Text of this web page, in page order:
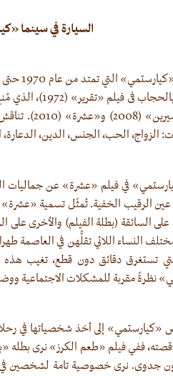
السيارة في سينما
غير ملتزم
فيلمي
الزواج، الحب، الجنس، الدين،
في فيلم «عشرة» عن جماليات
الرقيب الخفية. تُمثّل تسمية «عشرة»
على السائقة (بطلة الفيلم) والأخرى
النساء اللائي تقلُّهن في العاصمة
تستغرق دقائق دون قطع، تغيب
نظرةً مقربة للمشكلات الاجتماعية ووضع
إلى أخذ شخصياتها في
ففي فيلم «طعم الكرز» نرى بطله
جدوى. نرى خصوصية تامة لشخصين في